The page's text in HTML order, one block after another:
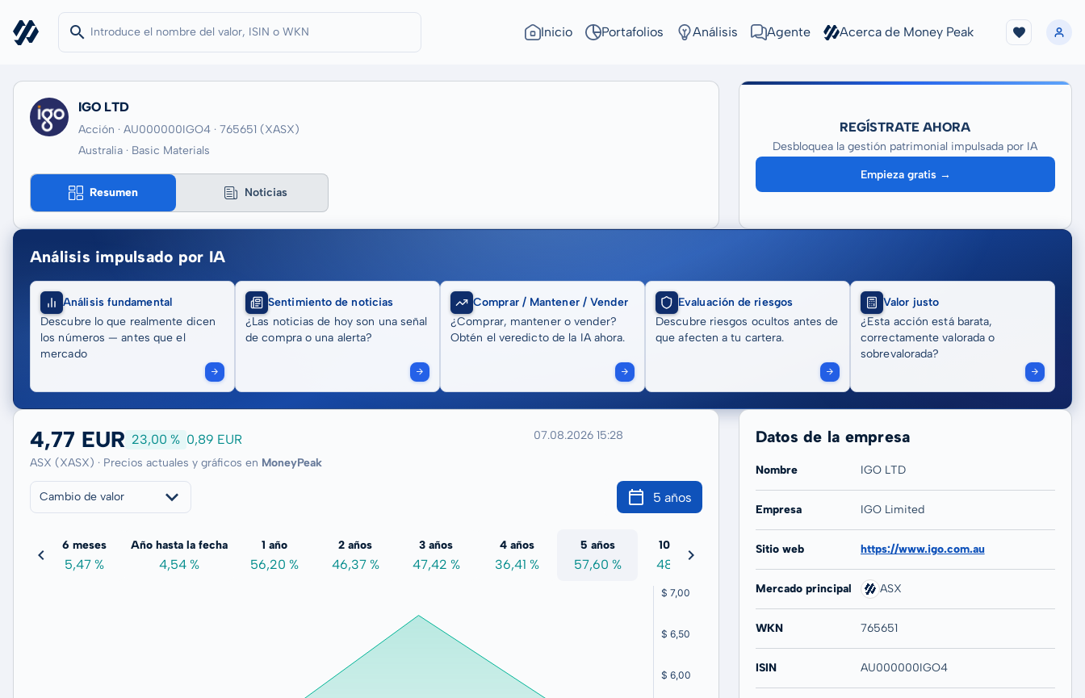
Inicio Portafolios Análisis Agente Acerca de Money Peak
IGO LTD
Acción · AU000000IGO4 · 765651 (XASX)
Australia · Basic Materials
Resumen Noticias
REGÍSTRATE AHORA
Desbloquea la gestión patrimonial impulsada por IA
Empieza gratis →
Análisis impulsado por IA
Análisis fundamental
Descubre lo que realmente dicen
los números — antes que el
mercado
Sentimiento de noticias
¿Las noticias de hoy son una señal
de compra o una alerta?
Comprar / Mantener / Vender
¿Comprar, mantener o vender?
Obtén el veredicto de la IA ahora.
Evaluación de riesgos
Descubre riesgos ocultos antes de
que afecten a tu cartera.
Valor justo
¿Esta acción está barata,
correctamente valorada o
sobrevalorada?
4,77 EUR 23,00 % 0,89 EUR
ASX (XASX) · Precios actuales y gráficos en MoneyPeak
07.08.2026 15:28
Cambio de valor 5 años
6 meses
5,47 %
Año hasta la fecha
4,54 %
1 año
56,20 %
2 años
46,37 %
3 años
47,42 %
4 años
36,41 %
5 años
57,60 %
10 años
48,51 %
20 años
Datos de la empresa
Nombre IGO LTD
Empresa IGO Limited
Sitio web https://www.igo.com.au
Mercado principal ASX
WKN 765651
ISIN AU000000IGO4